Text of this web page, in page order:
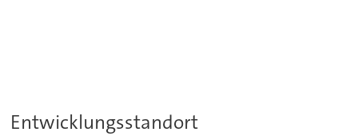
Entwicklungsstandort